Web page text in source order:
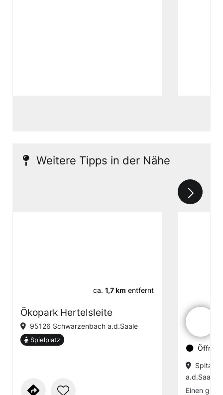
Weitere Tipps in der Nähe
ca. 1,7 km entfernt
Ökopark Hertelsleite
95126 Schwarzenbach a.d.Saale
Spielplatz
a.d.Saale
Einen